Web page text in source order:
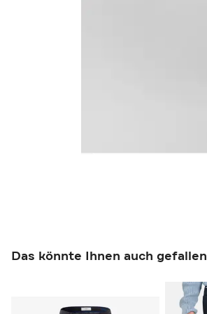
Das könnte Ihnen auch gefallen